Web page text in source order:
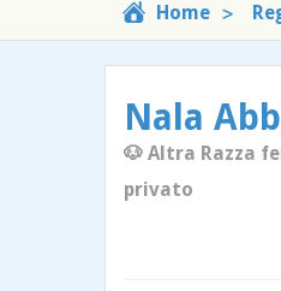
Home
Nala
🐶 Altra Razza
privato